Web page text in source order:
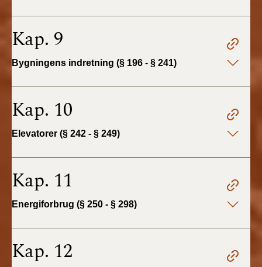
BR15 (2015-2018)
Tidligere BR (1961-
Kap. 9
Bygningens indretning (§ 196 - § 241)
Kap. 10
Elevatorer (§ 242 - § 249)
Kap. 11
Energiforbrug (§ 250 - § 298)
Kap. 12